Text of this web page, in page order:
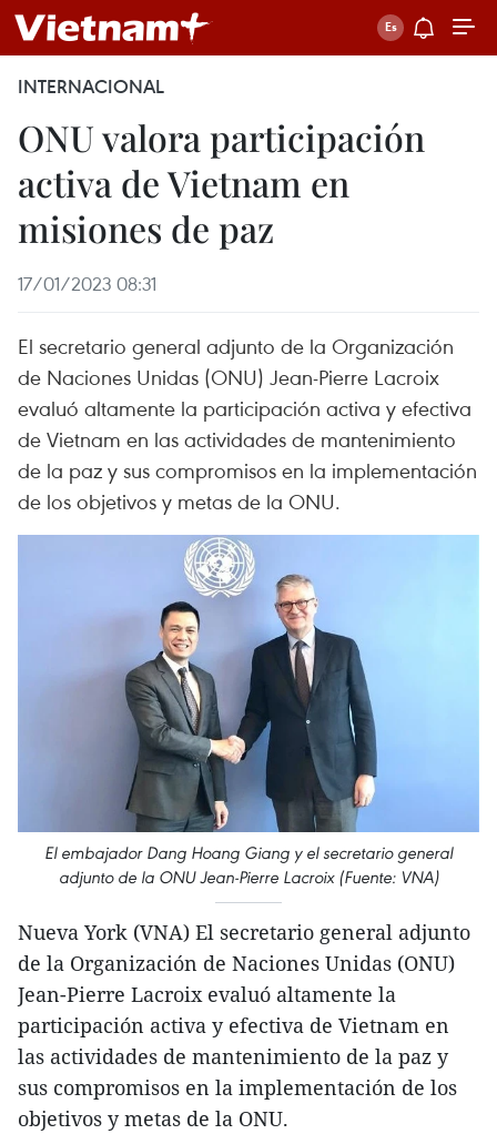
INTERNACIONAL
ONU valora participación
activa de Vietnam en
misiones de paz
17/01/2023 08:31
El secretario general adjunto de la Organización
de Naciones Unidas (ONU) Jean-Pierre Lacroix
evaluó altamente la participación activa y efectiva
de Vietnam en las actividades de mantenimiento
de la paz y sus compromisos en la implementación
de los objetivos y metas de la ONU.
El embajador Dang Hoang Giang y el secretario general
adjunto de la ONU Jean-Pierre Lacroix (Fuente: VNA)
Nueva York (VNA) El secretario general adjunto
de la Organización de Naciones Unidas (ONU)
Jean-Pierre Lacroix evaluó altamente la
participación activa y efectiva de Vietnam en
las actividades de mantenimiento de la paz y
sus compromisos en la implementación de los
objetivos y metas de la ONU.